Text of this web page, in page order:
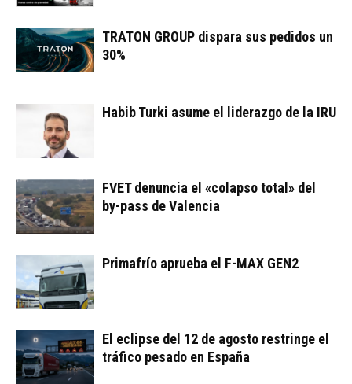
TRATON GROUP dispara sus pedidos un
30%
Habib Turki asume el liderazgo de la IRU
FVET denuncia el «colapso total» del
by-pass de Valencia
Primafrío aprueba el F-MAX GEN2
El eclipse del 12 de agosto restringe el
tráfico pesado en España